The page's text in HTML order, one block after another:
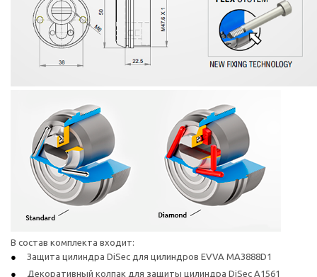
В состав комплекта входит:
Защита цилиндра DiSec для цилиндров EVVA MA3888D1
Декоративный колпак для защиты цилиндра DiSec A1561